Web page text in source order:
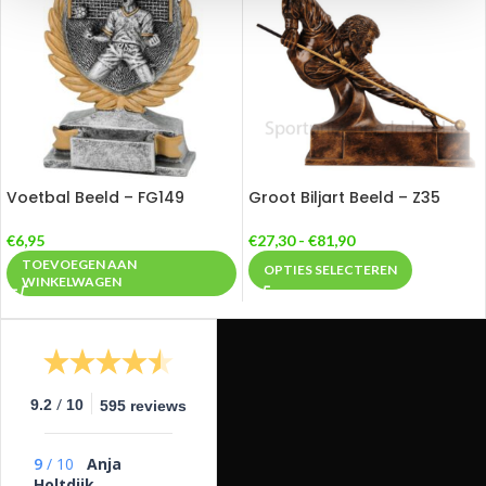
Voetbal Beeld – FG149
€6,95
TOEVOEGEN AAN
WINKELWAGEN
Groot Biljart Beeld – Z35
€27,30 - €81,90
OPTIES SELECTEREN
9.2 / 10 595 reviews
9 / 10
Anja